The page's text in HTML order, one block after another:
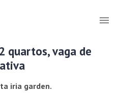
quartos, vaga de
iria garden.